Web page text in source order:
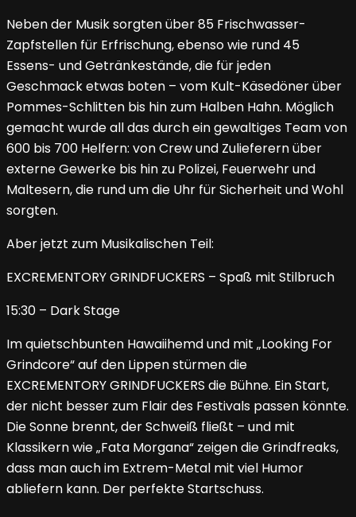
Neben der Musik sorgten über 85 Frischwasser-
Zapfstellen für Erfrischung, ebenso wie rund 45
Essens- und Getränkestände, die für jeden
Geschmack etwas boten – vom Kult-Käsedöner über
Pommes-Schlitten bis hin zum Halben Hahn. Möglich
gemacht wurde all das durch ein gewaltiges Team von
600 bis 700 Helfern: von Crew und Zulieferern über
externe Gewerke bis hin zu Polizei, Feuerwehr und
Maltesern, die rund um die Uhr für Sicherheit und Wohl
sorgten.
Aber jetzt zum Musikalischen Teil:
EXCREMENTORY GRINDFUCKERS – Spaß mit Stilbruch
15:30 – Dark Stage
Im quietschbunten Hawaiihemd und mit „Looking For
Grindcore“ auf den Lippen stürmen die
EXCREMENTORY GRINDFUCKERS die Bühne. Ein Start,
der nicht besser zum Flair des Festivals passen könnte.
Die Sonne brennt, der Schweiß fließt – und mit
Klassikern wie „Fata Morgana“ zeigen die Grindfreaks,
dass man auch im Extrem-Metal mit viel Humor
abliefern kann. Der perfekte Startschuss.